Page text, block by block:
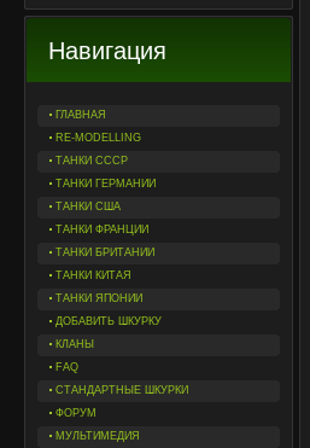
Навигация
ГЛАВНАЯ
RE-MODELLING
ТАНКИ СССР
ТАНКИ ГЕРМАНИИ
ТАНКИ США
ТАНКИ ФРАНЦИИ
ТАНКИ БРИТАНИИ
ТАНКИ КИТАЯ
ТАНКИ ЯПОНИИ
ДОБАВИТЬ ШКУРКУ
КЛАНЫ
FAQ
СТАНДАРТНЫЕ ШКУРКИ
ФОРУМ
МУЛЬТИМЕДИЯ